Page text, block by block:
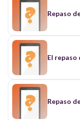
Repaso
El repaso
Repaso